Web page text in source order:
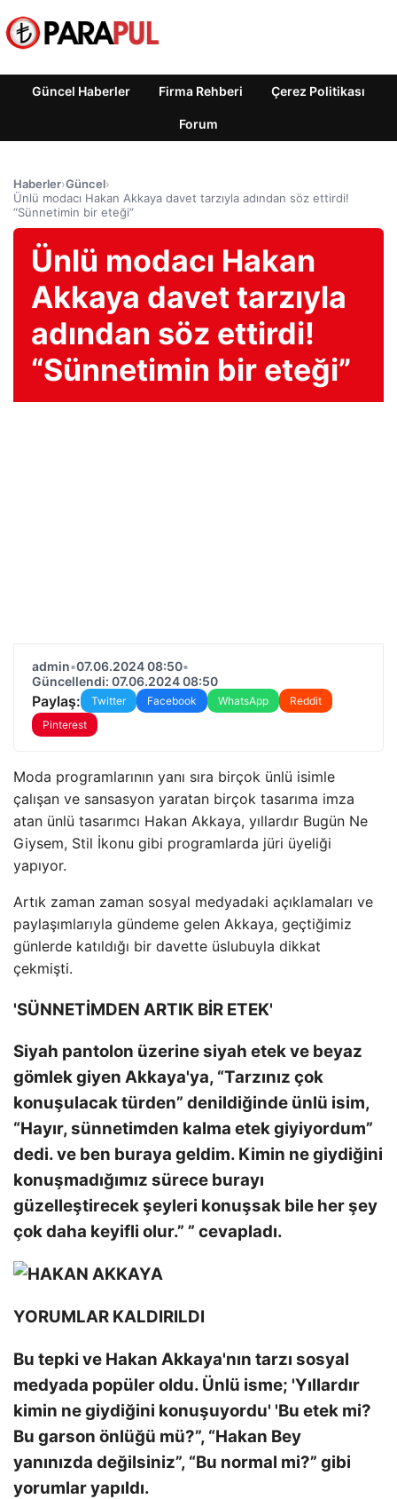
Güncel Haberler Firma Rehberi Çerez Politikası
Forum
Haberler›Güncel›
Ünlü modacı Hakan Akkaya davet tarzıyla adından söz ettirdi!
“Sünnetimin bir eteği”
Ünlü modacı Hakan
Akkaya davet tarzıyla
adından söz ettirdi!
“Sünnetimin bir eteği”
admin•07.06.2024 08:50•
Güncellendi: 07.06.2024 08:50
Paylaş: Twitter Facebook WhatsApp
Reddit
Pinterest
Moda programlarının yanı sıra birçok ünlü isimle
çalışan ve sansasyon yaratan birçok tasarıma imza
atan ünlü tasarımcı Hakan Akkaya, yıllardır Bugün Ne
Giysem, Stil İkonu gibi programlarda jüri üyeliği
yapıyor.
Artık zaman zaman sosyal medyadaki açıklamaları ve
paylaşımlarıyla gündeme gelen Akkaya, geçtiğimiz
günlerde katıldığı bir davette üslubuyla dikkat
çekmişti.
'SÜNNETİMDEN ARTIK BİR ETEK'
Siyah pantolon üzerine siyah etek ve beyaz
gömlek giyen Akkaya'ya, “Tarzınız çok
konuşulacak türden” denildiğinde ünlü isim,
“Hayır, sünnetimden kalma etek giyiyordum”
dedi. ve ben buraya geldim. Kimin ne giydiğini
konuşmadığımız sürece burayı
güzelleştirecek şeyleri konuşsak bile her şey
çok daha keyifli olur.” ” cevapladı.
YORUMLAR KALDIRILDI
Bu tepki ve Hakan Akkaya'nın tarzı sosyal
medyada popüler oldu. Ünlü isme; 'Yıllardır
kimin ne giydiğini konuşuyordu' 'Bu etek mi?
Bu garson önlüğü mü?”, “Hakan Bey
yanınızda değilsiniz”, “Bu normal mi?” gibi
yorumlar yapıldı.